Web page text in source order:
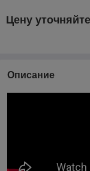
Цену уточняйте
Описание